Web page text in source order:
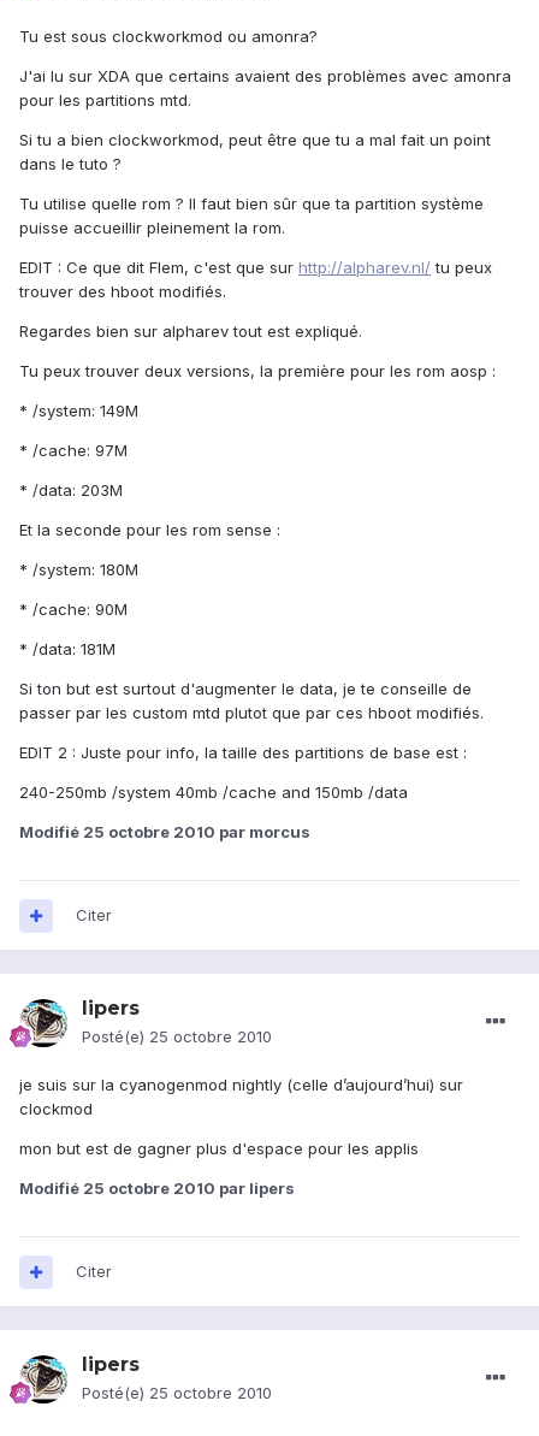
Tu est sous clockworkmod ou amonra?
J'ai lu sur XDA que certains avaient des problèmes avec amonra
pour les partitions mtd.
Si tu a bien clockworkmod, peut être que tu a mal fait un point
dans le tuto ?
Tu utilise quelle rom ? Il faut bien sûr que ta partition système
puisse accueillir pleinement la rom.
EDIT : Ce que dit Flem, c'est que sur http://alpharev.nl/tu peux
trouver des hboot modifiés.
Regardes bien sur alpharev tout est expliqué.
Tu peux trouver deux versions, la première pour les rom aosp :
* /system: 149M
* /cache: 97M
* /data: 203M
Et la seconde pour les rom sense :
* /system: 180M
* /cache: 90M
* /data: 181M
Si ton but est surtout d'augmenter le data, je te conseille de
passer par les custom mtd plutot que par ces hboot modifiés.
EDIT 2 : Juste pour info, la taille des partitions de base est :
240-250mb /system 40mb /cache and 150mb /data
Modifié 25 octobre 2010 par morcus
Citer
lipers
Posté(e) 25 octobre 2010
je suis sur la cyanogenmod nightly (celle d’aujourd’hui) sur
clockmod
mon but est de gagner plus d'espace pour les applis
Modifié 25 octobre 2010 par lipers
Citer
lipers
Posté(e) 25 octobre 2010